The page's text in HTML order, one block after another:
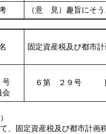
（意 見）趣旨にそ
固定資産税及び都市
会
６第 ２９号
、固定資産税及び都市計画